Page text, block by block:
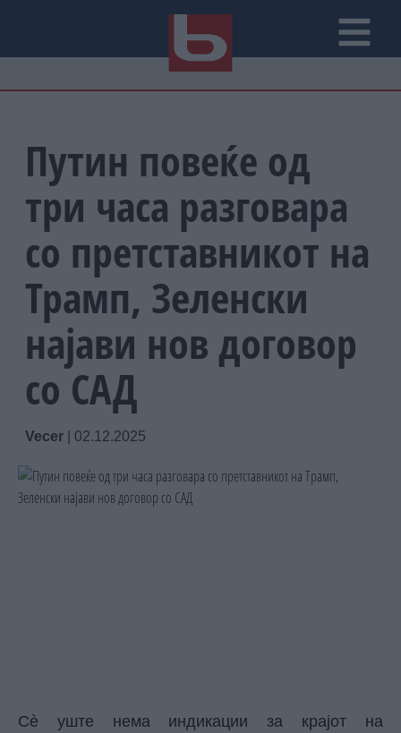
Путин повеќе од
три часа разговара
со претставникот на
Трамп, Зеленски
најави нов договор
со САД
Vecer 02.12.2025
Сè уште нема индикации за крајот на